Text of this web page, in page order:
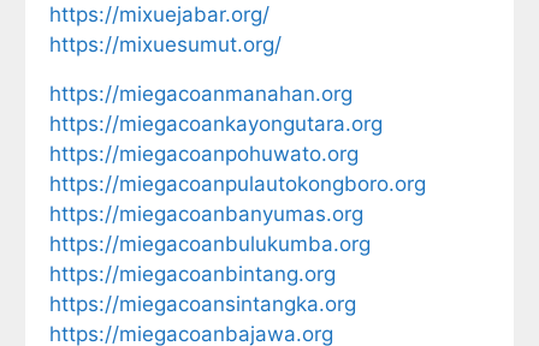
https://mixuejabar.org/
https://mixuesumut.org/
https://miegacoanmanahan.org
https://miegacoankayongutara.org
https://miegacoanpohuwato.org
https://miegacoanpulautokongboro.org
https://miegacoanbanyumas.org
https://miegacoanbulukumba.org
https://miegacoanbintang.org
https://miegacoansintangka.org
https://miegacoanbajawa.org